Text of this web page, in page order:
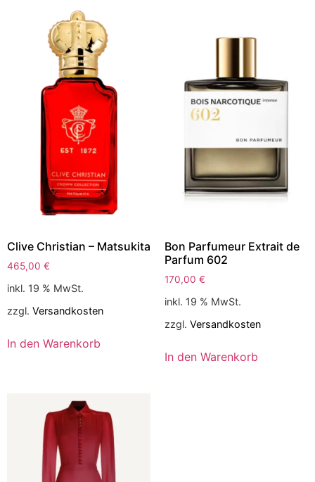
Clive Christian – Matsukita
465,00 €
inkl. 19 % MwSt.
zzgl. Versandkosten
In den Warenkorb
Bon Parfumeur Extrait de
Parfum 602
170,00 €
inkl. 19 % MwSt.
zzgl. Versandkosten
In den Warenkorb